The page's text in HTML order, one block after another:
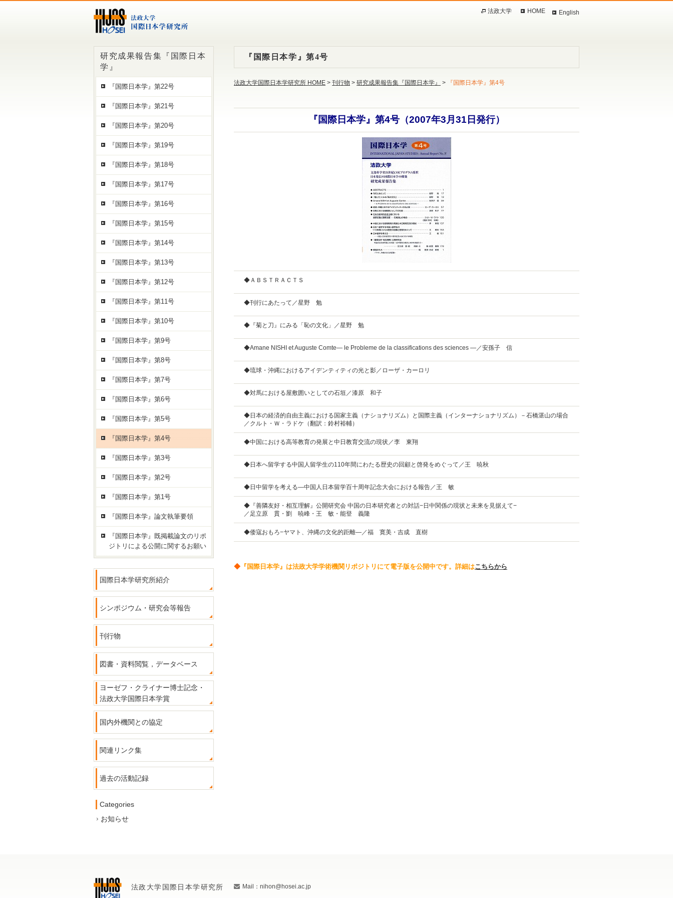
English
法政大学 HOME
『国際日本学』第4号
法政大学国際日本学研究所 HOME > 刊行物 > 研究成果報告集『国際日本学』 > 『国際日本学』第4号
『国際日本学』第4号（2007年3月31日発行）
◆ＡＢＳＴＲＡＣＴＳ
◆刊行にあたって／星野 勉
◆『菊と刀』にみる「恥の文化」／星野 勉
◆Amane NISHI et Auguste Comte— le Probleme de la classifications des sciences —／安孫子 信
◆琉球・沖縄におけるアイデンティティの光と影／ローザ・カーロリ
◆対馬における屋敷囲いとしての石垣／漆原 和子
◆日本の経済的自由主義における国家主義（ナショナリズム）と国際主義（インターナショナリズム）－石橋湛山の場合
／クルト・Ｗ・ラドケ（翻訳：鈴村裕輔）
◆中国における高等教育の発展と中日教育交流の現状／李 東翔
◆日本へ留学する中国人留学生の110年間にわたる歴史の回顧と啓発をめぐって／王 暁秋
◆日中留学を考える—中国人日本留学百十周年記念大会における報告／王 敏
◆『善隣友好・相互理解』公開研究会 中国の日本研究者との対話−日中関係の現状と未来を見据えて−
／足立原 貫・劉 暁峰・王 敏・能登 義隆
◆倭寇おもろ−ヤマト、沖縄の文化的距離—／福 寛美・吉成 直樹
◆ 『国際日本学』は法政大学学術機関リポジトリにて電子版を公開中です。詳細はこちらから
研究成果報告集『国際日本
学』
『国際日本学』第22号
『国際日本学』第21号
『国際日本学』第20号
『国際日本学』第19号
『国際日本学』第18号
『国際日本学』第17号
『国際日本学』第16号
『国際日本学』第15号
『国際日本学』第14号
『国際日本学』第13号
『国際日本学』第12号
『国際日本学』第11号
『国際日本学』第10号
『国際日本学』第9号
『国際日本学』第8号
『国際日本学』第7号
『国際日本学』第6号
『国際日本学』第5号
『国際日本学』第4号
『国際日本学』第3号
『国際日本学』第2号
『国際日本学』第1号
『国際日本学』論文執筆要領
『国際日本学』既掲載論文のリポ
ジトリによる公開に関するお願い
国際日本学研究所紹介
シンポジウム・研究会等報告
刊行物
図書・資料閲覧，データベース
ヨーゼフ・クライナー博士記念・
法政大学国際日本学賞
国内外機関との協定
関連リンク集
過去の活動記録
Categories
お知らせ
法政大学国際日本学研究所 Mail：nihon@hosei.ac.jp